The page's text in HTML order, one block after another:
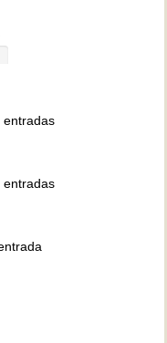
entradas
entradas